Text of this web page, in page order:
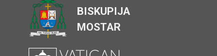
BISKUPIJA
MOSTAR